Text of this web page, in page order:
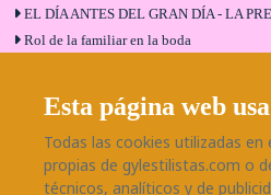
EL DÍA ANTES DEL GRAN DÍA - LA
Rol de la familiar en la boda
Bodas en Alhaurín de la Torre: entrevista
Málaga
¿Cómo será tu boda?
Blog de bodas
Esta página web
Todas las cookies utilizadas
propias de gylestilistas.com o
técnicos, analíticos y de